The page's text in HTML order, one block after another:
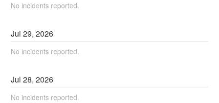
No incidents reported.
Jul29,2026
No incidents reported.
Jul28,2026
No incidents reported.